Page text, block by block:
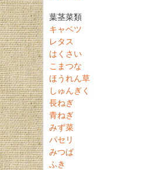
葉茎菜類
キャベツ
レタス
はくさい
こまつな
ほうれん草
しゅんぎく
長ねぎ
青ねぎ
みず菜
パセリ
みつば
ふき